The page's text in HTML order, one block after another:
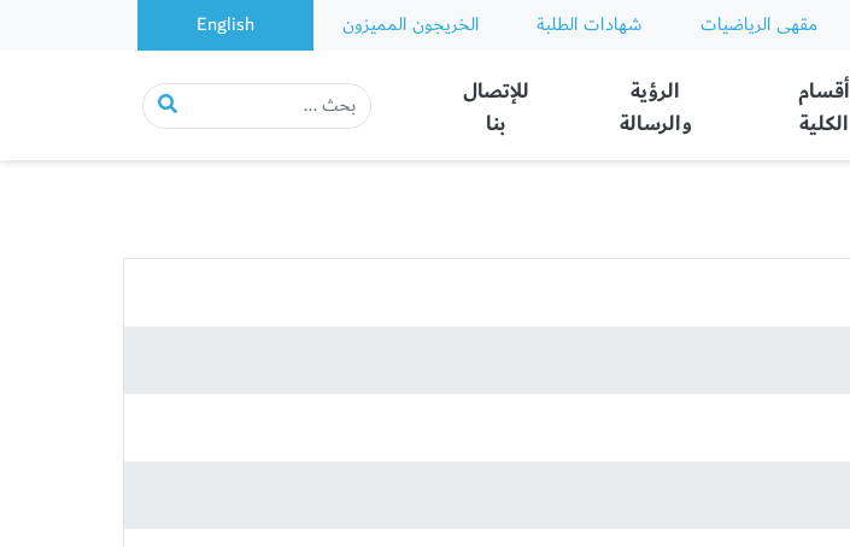
مقهى الرياضيات شهادات الطلبة الخريجون المميزون English
أقسام
الكلية
الرؤية
والرسالة
للإتصال
بنا